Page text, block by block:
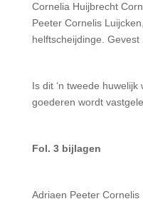
Cornelia Huijbrecht
Peeter Cornelis
helftscheijdinge. Gevest
Is dit ‘n tweede
goederen wordt
Fol. 3 bijlagen
Adriaen Peeter